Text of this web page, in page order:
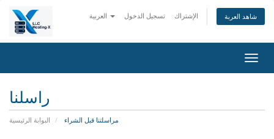
تسجيل الدخول الإشتراك شاهد العربة
راسلنا
البوابة الرئيسية مراسلتنا قبل الشراء